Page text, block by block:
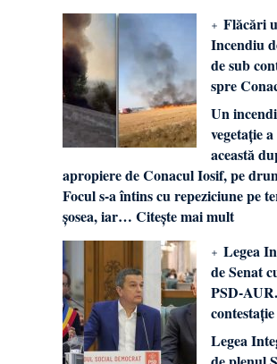
Flăcări
Incendiu
de sub
spre
Un
vegetație
această
apropiere de Conacul Iosif, pe
Focul s-a întins cu repeziciune pe
șosea, iar… Citește mai mult
Legea
de Senat
PSD-
Legea